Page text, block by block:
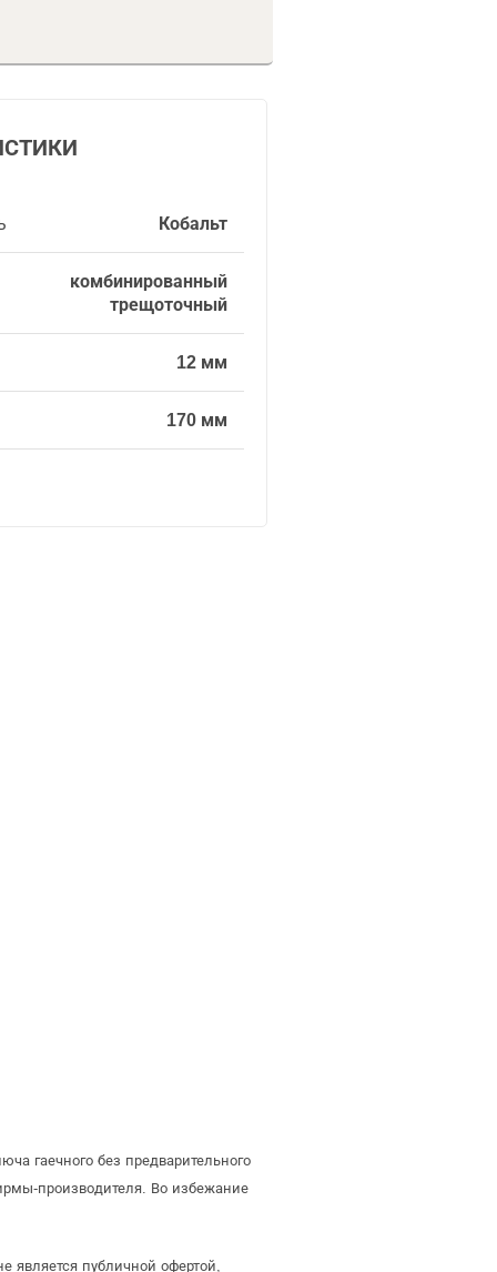
Кобальт
комбинированный
трещоточный
12 мм
170 мм
гаечного без предварительного
производителя. Во избежание
является публичной офертой,